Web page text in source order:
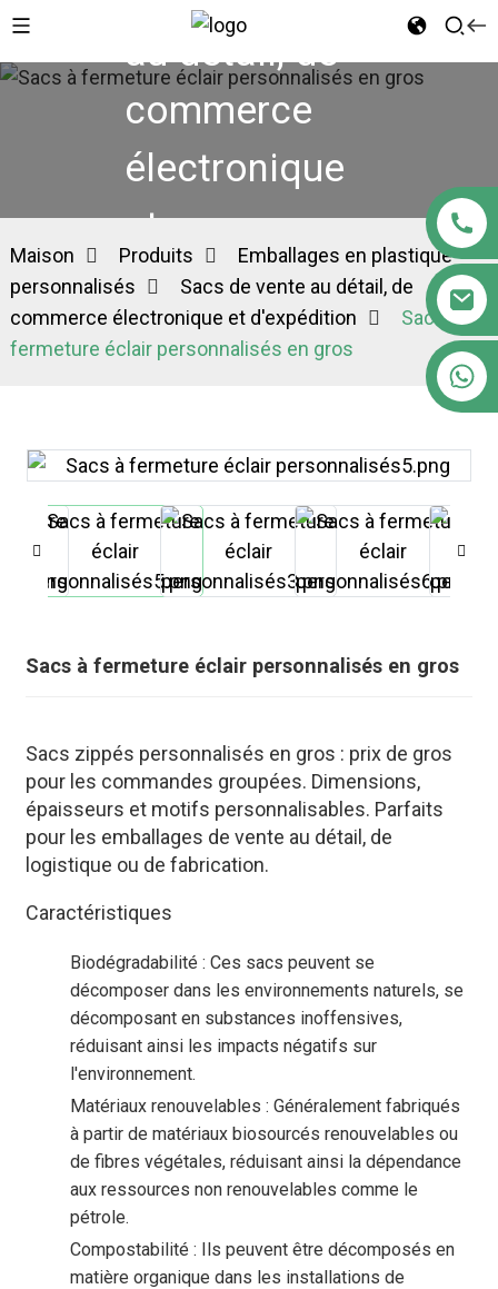
au détail, de
commerce
électronique
et
d'expédition
Maison Produits
Emballages en plastique
personnalisés
Sacs de vente au détail, de
commerce électronique et d'expédition
Sacs à
fermeture éclair personnalisés en gros
Sacs à fermeture éclair personnalisés en gros
Sacs zippés personnalisés en gros : prix de gros
pour les commandes groupées. Dimensions,
épaisseurs et motifs personnalisables. Parfaits
pour les emballages de vente au détail, de
logistique ou de fabrication.
Caractéristiques
Biodégradabilité : Ces sacs peuvent se
décomposer dans les environnements naturels, se
décomposant en substances inoffensives,
réduisant ainsi les impacts négatifs sur
l'environnement.
Matériaux renouvelables : Généralement fabriqués
à partir de matériaux biosourcés renouvelables ou
de fibres végétales, réduisant ainsi la dépendance
aux ressources non renouvelables comme le
pétrole.
Compostabilité : Ils peuvent être décomposés en
matière organique dans les installations de
+86 18122593799